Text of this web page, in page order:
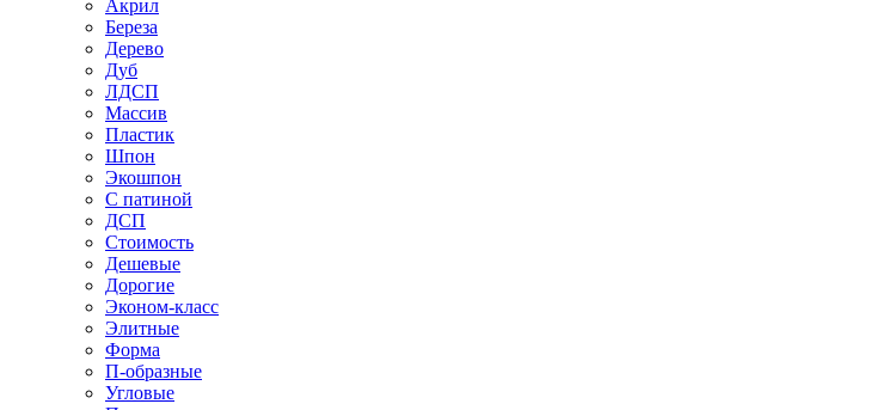
Акрил
Береза
Дерево
Дуб
ЛДСП
Массив
Пластик
Шпон
Экошпон
С патиной
ДСП
Стоимость
Дешевые
Дорогие
Эконом-класс
Элитные
Форма
П-образные
Угловые